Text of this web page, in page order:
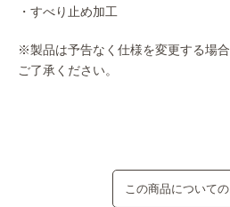
・すべり止め加工
※製品は予告なく仕様を変更する場
ご了承ください。
この商品について